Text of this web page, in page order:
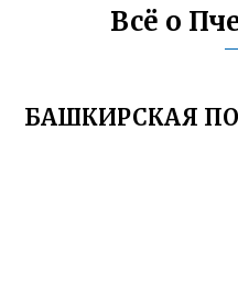
Всё о
БАШКИРСКАЯ